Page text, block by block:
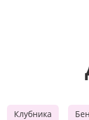
Клубника